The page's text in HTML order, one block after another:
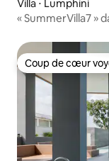
Villa ⋅ Lumphini
« SummerVilla7 »
proche du BTS |
Coup de cœur
Coup de cœur